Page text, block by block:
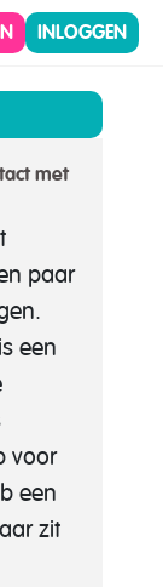
INLOGGEN
met
paar
een
voor
een
zit